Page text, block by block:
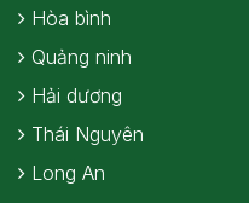
Hòa bình
Quảng ninh
Hải dương
Thái Nguyên
Long An